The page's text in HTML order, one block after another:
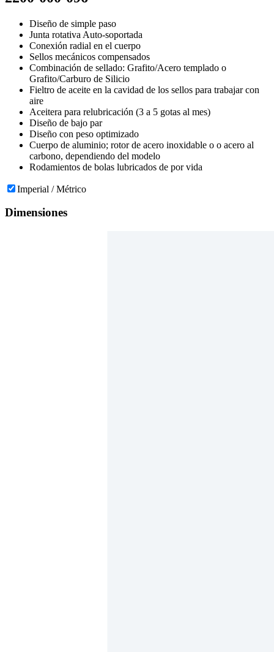
Diseño de simple paso
Junta rotativa Auto-soportada
Conexión radial en el cuerpo
Sellos mecánicos compensados
Combinación de sellado: Grafito/Acero templado o
Grafito/Carburo de Silicio
Fieltro de aceite en la cavidad de los sellos para trabajar con
aire
Aceitera para relubricación (3 a 5 gotas al mes)
Diseño de bajo par
Diseño con peso optimizado
Cuerpo de aluminio; rotor de acero inoxidable o o acero al
carbono, dependiendo del modelo
Rodamientos de bolas lubricados de por vida
Imperial / Métrico
Dimensiones